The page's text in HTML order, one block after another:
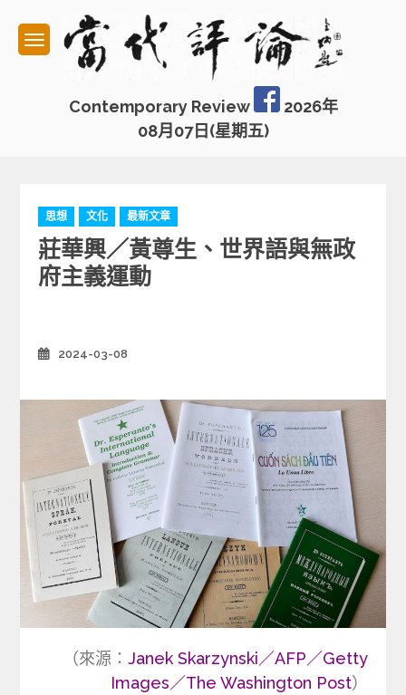
content
Contemporary Review
2026年
08月07日(星期五)
C
a
t
e
g
i
e
思想 文化 最新文章
莊華興／黃尊生、世界語與無政
府主義運動
2024-03-08
（來源： Janek Skarzynski／AFP／Getty
Images／The Washington Post）